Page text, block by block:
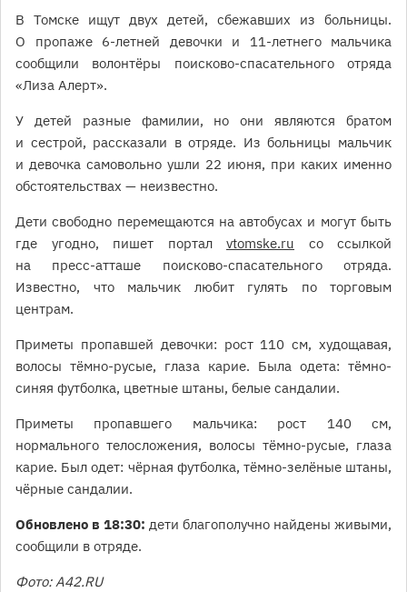
В Томске ищут двух детей, сбежавших из больницы.
О пропаже 6-летней девочки и 11-летнего мальчика
сообщили волонтёры поисково-спасательного отряда
«Лиза Алерт».
У детей разные фамилии, но они являются братом
и сестрой, рассказали в отряде. Из больницы мальчик
и девочка самовольно ушли 22 июня, при каких именно
обстоятельствах — неизвестно.
Дети свободно перемещаются на автобусах и могут быть
где угодно, пишет портал vtomske.ru со ссылкой
на пресс-атташе поисково-спасательного отряда.
Известно, что мальчик любит гулять по торговым
центрам.
Приметы пропавшей девочки: рост 110 см, худощавая,
волосы тёмно-русые, глаза карие. Была одета: тёмно-
синяя футболка, цветные штаны, белые сандалии.
Приметы пропавшего мальчика: рост 140 см,
нормального телосложения, волосы тёмно-русые, глаза
карие. Был одет: чёрная футболка, тёмно-зелёные штаны,
чёрные сандалии.
Обновлено в 18:30: дети благополучно найдены живыми,
сообщили в отряде.
Фото: A42.RU